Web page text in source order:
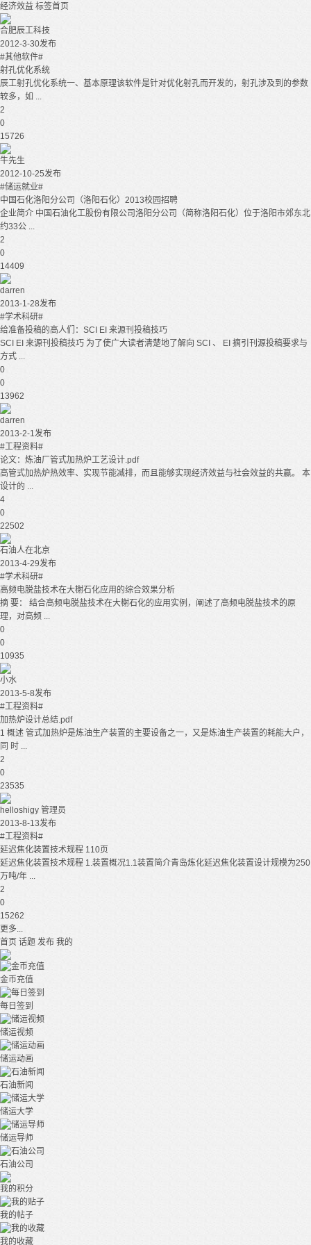
经济效益 标签首页
合肥辰工科技
2012-3-30发布
#其他软件#
射孔优化系统
辰工射孔优化系统一、基本原理该软件是针对优化射孔而开发的，射孔涉及到的参数
较多，如 ...
2
0
15726
牛先生
2012-10-25发布
#储运就业#
中国石化洛阳分公司（洛阳石化）2013校园招聘
企业简介 中国石油化工股份有限公司洛阳分公司（简称洛阳石化）位于洛阳市郊东北
约33公 ...
2
0
14409
darren
2013-1-28发布
#学术科研#
给准备投稿的高人们：SCI EI 来源刊投稿技巧
SCI EI 来源刊投稿技巧 为了使广大读者清楚地了解向 SCI 、 EI 摘引刊源投稿要求与
方式 ...
0
0
13962
darren
2013-2-1发布
#工程资料#
论文：炼油厂管式加热炉工艺设计.pdf
高管式加热炉热效率、实现节能减排，而且能够实现经济效益与社会效益的共赢。 本
设计的 ...
4
0
22502
石油人在北京
2013-4-29发布
#学术科研#
高频电脱盐技术在大榭石化应用的综合效果分析
摘 要： 结合高频电脱盐技术在大榭石化的应用实例，阐述了高频电脱盐技术的原
理，对高频 ...
0
0
10935
小水
2013-5-8发布
#工程资料#
加热炉设计总结.pdf
1 概述 管式加热炉是炼油生产装置的主要设备之一，又是炼油生产装置的耗能大户，
同 时 ...
2
0
23535
helloshigy 管理员
2013-8-13发布
#工程资料#
延迟焦化装置技术规程 110页
延迟焦化装置技术规程 1.装置概况1.1装置简介青岛炼化延迟焦化装置设计规模为250
万吨/年 ...
2
0
15262
更多...
首页 话题 发布 我的
金币充值
每日签到
储运视频
储运动画
石油新闻
储运大学
储运导师
石油公司
我的积分
我的帖子
我的收藏